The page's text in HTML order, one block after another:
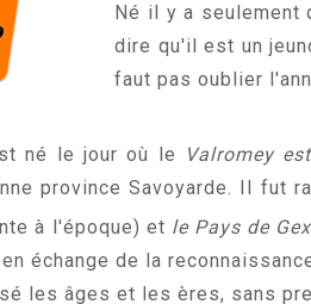
Né il y a seulement
dire qu'il est un
faut pas oublier
né le jour où le Valromey
province Savoyarde. Il fut
à l'époque) et le Pays de Gex
en échange de la
les âges et les ères, sans